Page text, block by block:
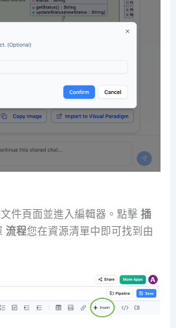
件頁面並進入編輯器。點擊插
流程您在資源清單中即可找到由